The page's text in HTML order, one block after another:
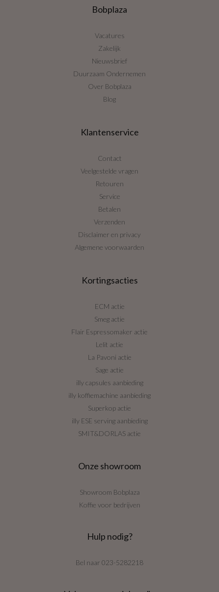
Bobplaza
Vacatures
Zakelijk
Nieuwsbrief
Duurzaam Ondernemen
Over Bobplaza
Blog
Klantenservice
Contact
Veelgestelde vragen
Retouren
Service
Betalen
Verzenden
Disclaimer en privacy
Algemene voorwaarden
Kortingsacties
ECM actie
Smeg actie
Flair Espressomaker actie
Lelit actie
La Pavoni actie
Sage actie
illy capsules aanbieding
illy koffiemachine aanbieding
Superkop actie
illy ESE serving aanbieding
SMIT&DORLAS actie
Onze showroom
Showroom Bobplaza
Koffie voor bedrijven
Hulp nodig?
Bel naar 023-5282218